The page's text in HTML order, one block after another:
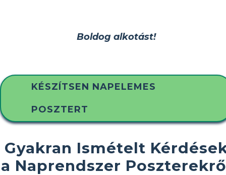
Boldog alkotást!
KÉSZÍTSEN NAPELEMES
POSZTERT
Gyakran Ismételt
a Naprendszer